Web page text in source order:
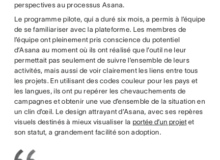
perspectives au processus Asana.
Le programme pilote, qui a duré six mois, a permis à l’équipe
de se familiariser avec la plateforme. Les membres de
l’équipe ont pleinement pris conscience du potentiel
d’Asana au moment où ils ont réalisé que l’outil ne leur
permettait pas seulement de suivre l’ensemble de leurs
activités, mais aussi de voir clairement les liens entre tous
les projets. En utilisant des codes couleur pour les pays et
les langues, ils ont pu repérer les chevauchements de
campagnes et obtenir une vue d’ensemble de la situation en
un clin d’œil. Le design attrayant d’Asana, avec ses repères
visuels destinés à mieux visualiser la portée d’un projetet
son statut, a grandement facilité son adoption.